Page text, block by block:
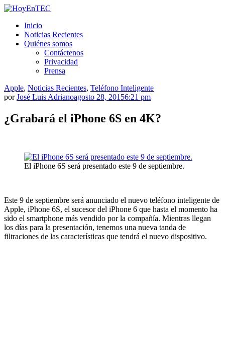
Saltar
contenido.
Inicio
Noticias Recientes
Quiénes somos
Contáctenos
Privacidad
Prensa
Apple, Noticias Recientes, Teléfono Inteligente
porJosé Luis Adrianoagosto 28, 20156:21 pm
¿Grabará el iPhone 6S en 4K?
El iPhone 6S será presentado este 9 de septiembre.
Este 9 de septiembre será anunciado el nuevo teléfono inteligente de
Apple, iPhone 6S, el sucesor del iPhone 6 que hasta el momento ha
sido el smartphone más vendido por la compañía. Mientras llegan
los días para la presentación, tenemos una nueva tanda de
filtraciones de las características que tendrá el nuevo dispositivo.